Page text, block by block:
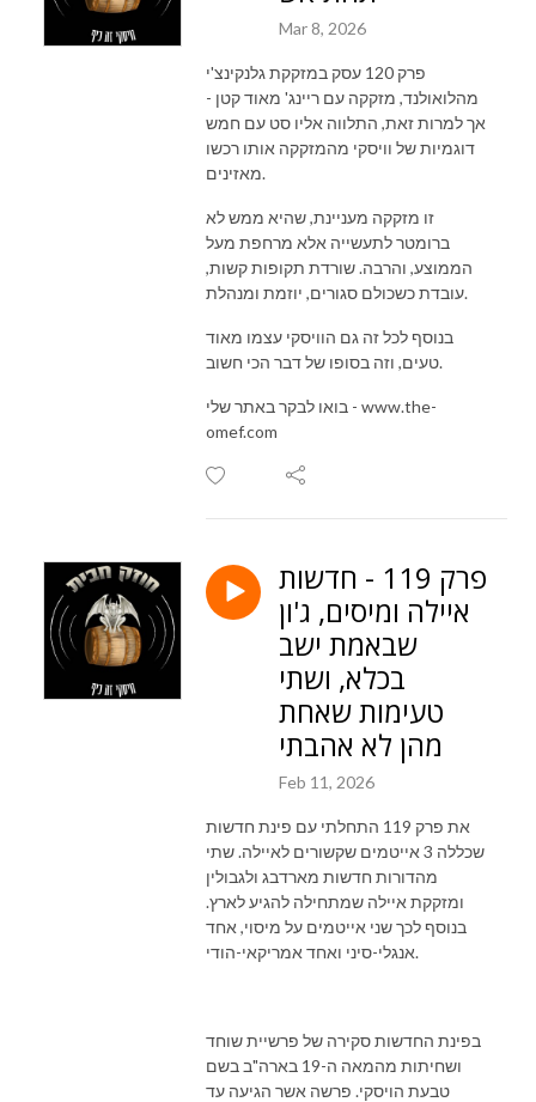
Mar 8, 2026
פרק 120 עסק במזקקת גלנקינצ'י
מהלואולנד, מזקקה עם ריינג' מאוד קטן -
אך למרות זאת, התלווה אליו סט עם חמש
דוגמיות של וויסקי מהמזקקה אותו רכשו
מאזינים.
זו מזקקה מעניינת, שהיא ממש לא
ברומטר לתעשייה אלא מרחפת מעל
הממוצע, והרבה. שורדת תקופות קשות,
עובדת כשכולם סגורים, יוזמת ומנהלת.
בנוסף לכל זה גם הוויסקי עצמו מאוד
טעים, וזה בסופו של דבר הכי חשוב.
בואו לבקר באתר שלי - www.the-
omef.com
פרק 119 - חדשות
איילה ומיסים, ג'ון
שבאמת ישב
בכלא, ושתי
טעימות שאחת
מהן לא אהבתי
Feb 11, 2026
את פרק 119 התחלתי עם פינת חדשות
שכללה 3 אייטמים שקשורים לאיילה. שתי
מהדורות חדשות מארדבג ולגבולין
ומזקקת איילה שמתחילה להגיע לארץ.
בנוסף לכך שני אייטמים על מיסוי, אחד
אנגלי-סיני ואחד אמריקאי-הודי.
בפינת החדשות סקירה של פרשיית שוחד
ושחיתות מהמאה ה-19 בארה"ב בשם
טבעת הויסקי. פרשה אשר הגיעה עד